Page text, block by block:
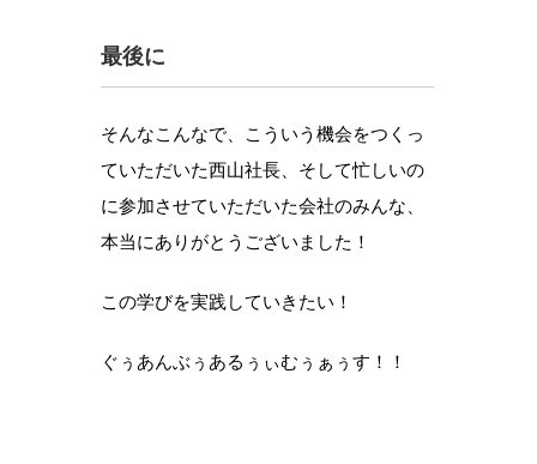
最後に
そんなこんなで、こういう機会をつくっ
ていただいた西山社長、そして忙しいの
に参加させていただいた会社のみんな、
本当にありがとうございました！
この学びを実践していきたい！
ぐぅあんぶぅあるぅぃむぅぁぅす！！